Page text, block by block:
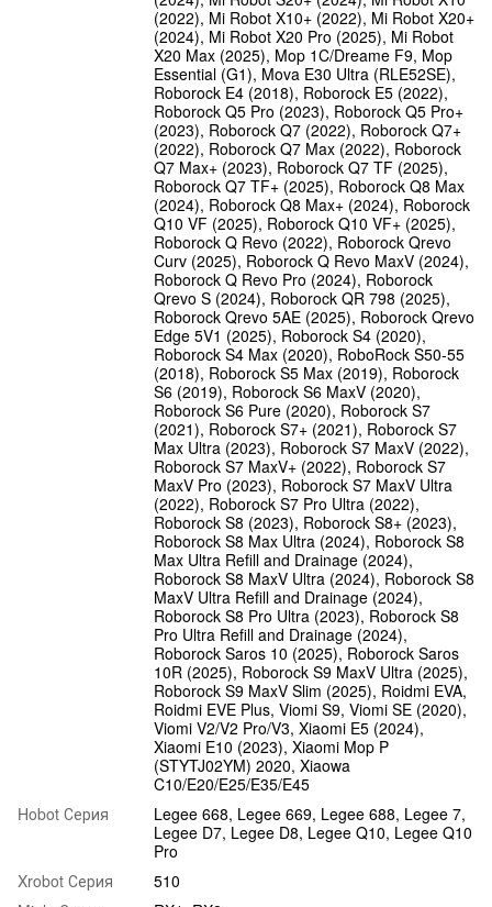
(2022), Mi Robot X10+ (2022), Mi Robot X20+
(2024), Mi Robot X20 Pro (2025), Mi Robot
X20 Max (2025), Mop 1C/Dreame F9, Mop
Essential (G1), Mova E30 Ultra (RLE52SE),
Roborock E4 (2018), Roborock E5 (2022),
Roborock Q5 Pro (2023), Roborock Q5 Pro+
(2023), Roborock Q7 (2022), Roborock Q7+
(2022), Roborock Q7 Max (2022), Roborock
Q7 Max+ (2023), Roborock Q7 TF (2025),
Roborock Q7 TF+ (2025), Roborock Q8 Max
(2024), Roborock Q8 Max+ (2024), Roborock
Q10 VF (2025), Roborock Q10 VF+ (2025),
Roborock Q Revo (2022), Roborock Qrevo
Curv (2025), Roborock Q Revo MaxV (2024),
Roborock Q Revo Pro (2024), Roborock
Qrevo S (2024), Roborock QR 798 (2025),
Roborock Qrevo 5AE (2025), Roborock Qrevo
Edge 5V1 (2025), Roborock S4 (2020),
Roborock S4 Max (2020), RoboRock S50-55
(2018), Roborock S5 Max (2019), Roborock
S6 (2019), Roborock S6 MaxV (2020),
Roborock S6 Pure (2020), Roborock S7
(2021), Roborock S7+ (2021), Roborock S7
Max Ultra (2023), Roborock S7 MaxV (2022),
Roborock S7 MaxV+ (2022), Roborock S7
MaxV Pro (2023), Roborock S7 MaxV Ultra
(2022), Roborock S7 Pro Ultra (2022),
Roborock S8 (2023), Roborock S8+ (2023),
Roborock S8 Max Ultra (2024), Roborock S8
Max Ultra Refill and Drainage (2024),
Roborock S8 MaxV Ultra (2024), Roborock S8
MaxV Ultra Refill and Drainage (2024),
Roborock S8 Pro Ultra (2023), Roborock S8
Pro Ultra Refill and Drainage (2024),
Roborock Saros 10 (2025), Roborock Saros
10R (2025), Roborock S9 MaxV Ultra (2025),
Roborock S9 MaxV Slim (2025), Roidmi EVA,
Roidmi EVE Plus, Viomi S9, Viomi SE (2020),
Viomi V2/V2 Pro/V3, Xiaomi E5 (2024),
Xiaomi E10 (2023), Xiaomi Mop P
(STYTJ02YM) 2020, Xiaowa
C10/E20/E25/E35/E45
Hobot Серия
Legee 668, Legee 669, Legee 688, Legee 7,
Legee D7, Legee D8, Legee Q10, Legee Q10
Pro
Xrobot Серия
510